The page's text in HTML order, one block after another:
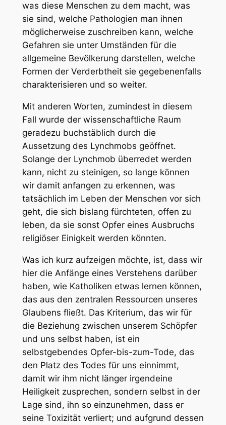
was diese Menschen zu dem macht, was
sie sind, welche Pathologien man ihnen
möglicherweise zuschreiben kann, welche
Gefahren sie unter Umständen für die
allgemeine Bevölkerung darstellen, welche
Formen der Verderbtheit sie gegebenenfalls
charakterisieren und so weiter.
Mit anderen Worten, zumindest in diesem
Fall wurde der wissenschaftliche Raum
geradezu buchstäblich durch die
Aussetzung des Lynchmobs geöffnet.
Solange der Lynchmob überredet werden
kann, nicht zu steinigen, so lange können
wir damit anfangen zu erkennen, was
tatsächlich im Leben der Menschen vor sich
geht, die sich bislang fürchteten, offen zu
leben, da sie sonst Opfer eines Ausbruchs
religiöser Einigkeit werden könnten.
Was ich kurz aufzeigen möchte, ist, dass wir
hier die Anfänge eines Verstehens darüber
haben, wie Katholiken etwas lernen können,
das aus den zentralen Ressourcen unseres
Glaubens fließt. Das Kriterium, das wir für
die Beziehung zwischen unserem Schöpfer
und uns selbst haben, ist ein
selbstgebendes Opfer-bis-zum-Tode, das
den Platz des Todes für uns einnimmt,
damit wir ihm nicht länger irgendeine
Heiligkeit zusprechen, sondern selbst in der
Lage sind, ihn so einzunehmen, dass er
seine Toxizität verliert; und aufgrund dessen